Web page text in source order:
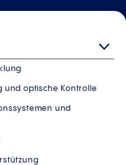
und optische Kontrolle
und